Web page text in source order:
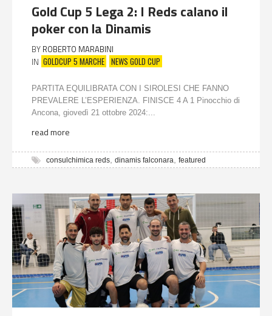
Gold Cup 5 Lega 2: I Reds calano il
poker con la Dinamis
BY ROBERTO MARABINI
IN GOLDCUP 5 MARCHE NEWS GOLD CUP
PARTITA EQUILIBRATA CON I SIROLESI CHE FANNO
PREVALERE L’ESPERIENZA. FINISCE 4 A 1 Pinocchio di
Ancona, giovedì 21 ottobre 2024:...
read more
consulchimica reds dinamis falconara featured